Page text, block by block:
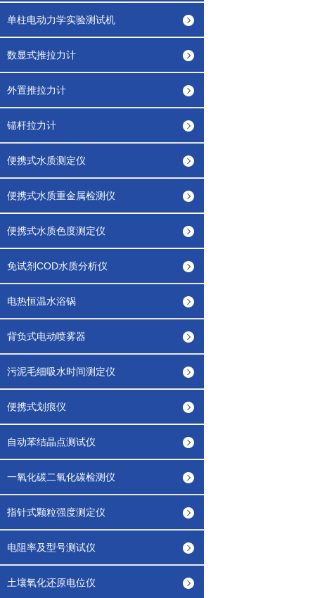
单柱电动力学实验测试机
数显式推拉力计
外置推拉力计
锚杆拉力计
便携式水质测定仪
便携式水质重金属检测仪
便携式水质色度测定仪
免试剂COD水质分析仪
电热恒温水浴锅
背负式电动喷雾器
污泥毛细吸水时间测定仪
便携式划痕仪
自动苯结晶点测试仪
一氧化碳二氧化碳检测仪
指针式颗粒强度测定仪
电阻率及型号测试仪
土壤氧化还原电位仪